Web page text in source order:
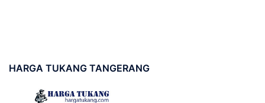
HARGA TUKANG TANGERANG